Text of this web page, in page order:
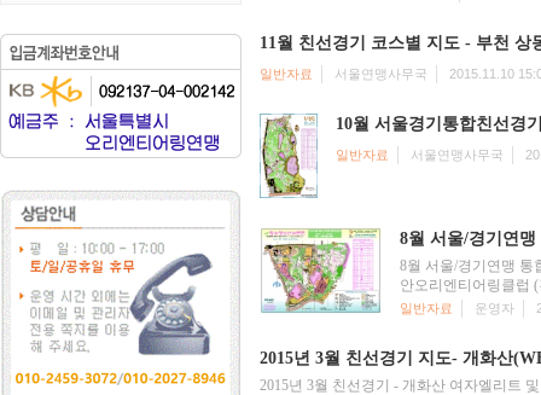
11월 친선경기 코스별 지도 - 부천 상
일반자료 서울연맹사무국 2015.11.10
10월 서울경기통합친선경
일반자료 서울연맹사무국
8월 서울/경기연
8월 서울/경기연맹 통
안오리엔티어링클럽
일반자료 운영자
2015년 3월 친선경기 지도- 개화산
2015년 3월 친선경기 - 개화산 여자엘리트